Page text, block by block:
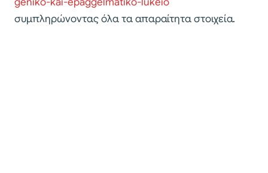
συμπληρώνοντας όλα τα απαραίτητα στοιχεία.